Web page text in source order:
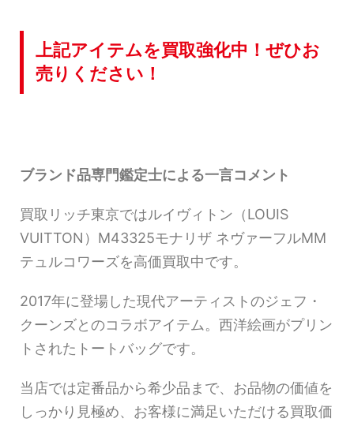
上記アイテムを買取強化中！ぜひお
売りください！
ブランド品専門鑑定士による一言コメント
買取リッチ東京ではルイヴィトン（LOUIS
VUITTON）M43325モナリザ ネヴァーフルMM
テュルコワーズを高価買取中です。
2017年に登場した現代アーティストのジェフ・
クーンズとのコラボアイテム。西洋絵画がプリン
トされたトートバッグです。
当店では定番品から希少品まで、お品物の価値を
しっかり見極め、お客様に満足いただける買取価